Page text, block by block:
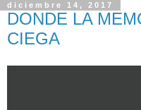
diciembre 14, 2017
DONDE LA
CIEGA